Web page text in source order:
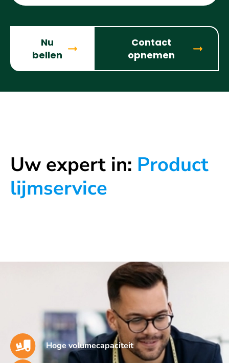
Nu
bellen
Contact
opnemen
Uw expert in: Product
lijmservice
Hoge volumecapaciteit